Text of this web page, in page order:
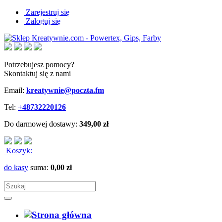
Zarejestruj się
Zaloguj się
Potrzebujesz pomocy?
Skontaktuj się z nami
Email: kreatywnie@poczta.fm
Tel: +48732220126
Do darmowej dostawy: 349,00 zł
Koszyk:
do kasy suma: 0,00 zł